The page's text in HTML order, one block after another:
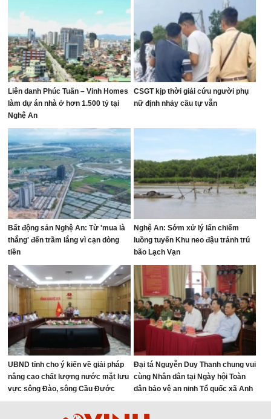
Liên danh Phúc Tuấn – Vinh Homes
làm dự án nhà ở hơn 1.500 tỷ tại
Nghệ An
CSGT kịp thời giải cứu người phụ
nữ định nhảy cầu tự vẫn
Bất động sản Nghệ An: Từ 'mua là
thắng' đến trầm lắng vì cạn dòng
tiền
Nghệ An: Sớm xử lý lấn chiếm
luồng tuyến Khu neo đậu tránh trú
bão Lạch Vạn
UBND tỉnh cho ý kiến về giải pháp
nâng cao chất lượng nước mặt lưu
vực sông Đào, sông Cầu Đước
Đại tá Nguyễn Duy Thanh chung vui
cùng Nhân dân tại Ngày hội Toàn
dân bảo vệ an ninh Tổ quốc xã Anh
Sơn